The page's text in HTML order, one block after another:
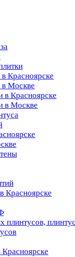
Красноярске
в Москве
в Красноярске
в Москве
Красноярске
плинтусов,
Красноярске